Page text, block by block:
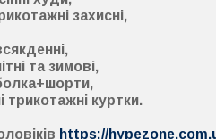
захисні,
та зимові,
трикотажні куртки.
https://